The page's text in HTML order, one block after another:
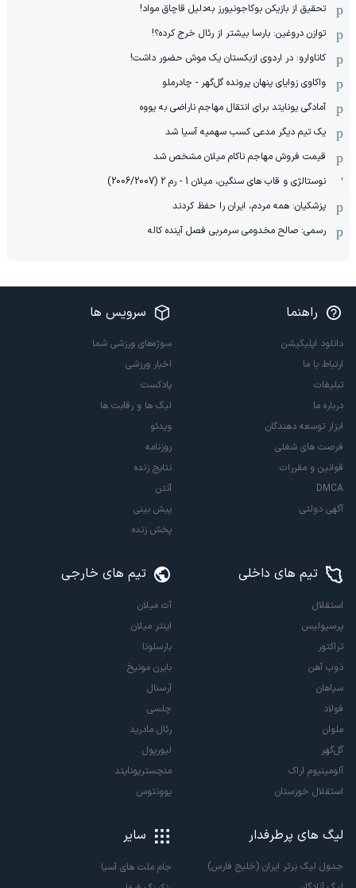
تحقیق از بازیکن بوکاجونیورز به‌دلیل قاچاق مواد!
توازن دروغین: بارسا بیشتر از رئال خرج کرده؟!
کاناوارو: در اردوی ازبکستان یک موش حضور داشت!
واکاوی زوایای پنهان پرونده گل‌گهر - چادرملو
آمادگی یونایتد برای انتقال مهاجم ناراضی به یووه
یک تیم دیگر مدعی کسب سهمیه آسیا شد
قیمت فروش مهاجم ناکام میلان مشخص شد
نوستالژی و قاب های سنگین، میلان 1 - رم 2 (2006/2007)
پزشکیان: همه مردم، ایران را حفظ کردند
رسمی: صالح مخدومی سرمربی فصل آینده کاله
راهنما
دانلود اپلیکیشن
ارتباط با ما
تبلیغات
درباره ما
ابزار توسعه دهندگان
فرصت های شغلی
قوانین و مقررات
DMCA
آگهی دولتی
سرویس ها
سوژه‌های ورزشی شما
اخبار ورزشی
پادکست
لیگ ها و رقابت ها
ویدئو
روزنامه
نتایج زنده
آنتن
پیش بینی
پخش زنده
تیم های داخلی
استقلال
پرسپولیس
تراکتور
ذوب آهن
سپاهان
فولاد
ملوان
گل‌گهر
آلومینیوم اراک
استقلال خوزستان
تیم های خارجی
آث میلان
اینتر میلان
بارسلونا
بایرن مونیخ
آرسنال
چلسی
رئال مادرید
لیورپول
منچستریونایتد
یوونتوس
لیگ های پرطرفدار
جدول لیگ برتر ایران (خلیج فارس)
سایر
جام ملت های آسیا